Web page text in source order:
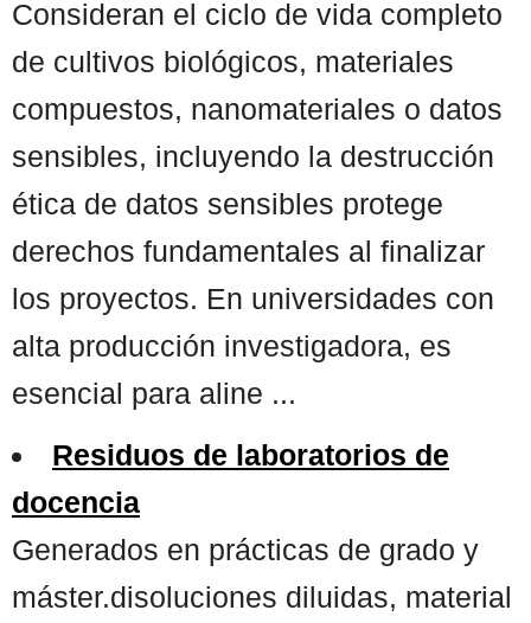
Consideran el ciclo de vida completo
de cultivos biológicos, materiales
compuestos, nanomateriales o datos
sensibles, incluyendo la destrucción
ética de datos sensibles protege
derechos fundamentales al finalizar
los proyectos. En universidades con
alta producción investigadora, es
esencial para aline ...
Residuos de laboratorios de
docencia
Generados en prácticas de grado y
máster.disoluciones diluidas, material